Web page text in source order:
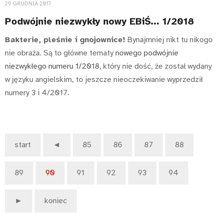
29 GRUDNIA 2017
Podwójnie niezwykły nowy EBiŚ... 1/2018
Bakterie, pleśnie i gnojownice! Bynajmniej nikt tu nikogo
nie obraża. Są to główne tematy nowego podwójnie
niezwykłego numeru 1/2018, który nie dość, że został wydany
w języku angielskim, to jeszcze nieoczekiwanie wyprzedził
numery 3 i 4/2017.
start ◄ 85 86 87 88
89 90 91 92 93 94
► koniec